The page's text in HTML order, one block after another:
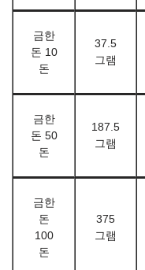
금한
돈 10
돈
37.5
그램
금한
돈 50
돈
187.5
그램
금한
돈
100
돈
375
그램